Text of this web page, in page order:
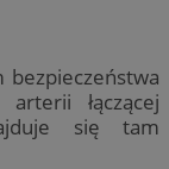
łączącej
się tam